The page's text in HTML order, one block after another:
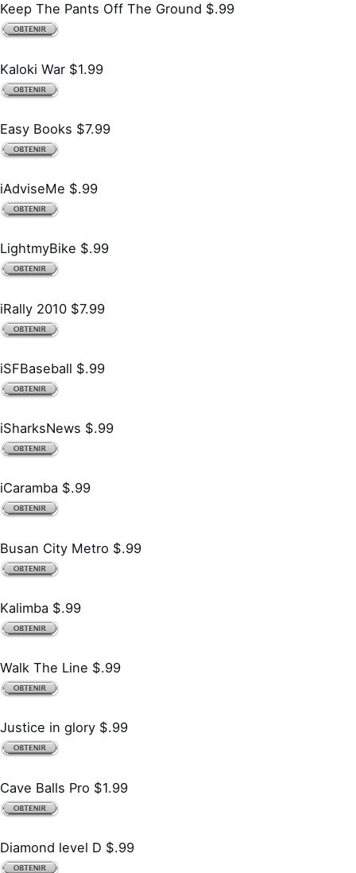
Keep The Pants Off The Ground $.99
Kaloki War $1.99
Easy Books $7.99
iAdviseMe $.99
LightmyBike $.99
iRally 2010 $7.99
iSFBaseball $.99
iSharksNews $.99
iCaramba $.99
Busan City Metro $.99
Kalimba $.99
Walk The Line $.99
Justice in glory $.99
Cave Balls Pro $1.99
Diamond level D $.99